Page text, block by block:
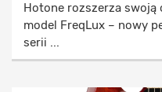
Hotone rozszerza
model FreqLux – nowy
serii ...